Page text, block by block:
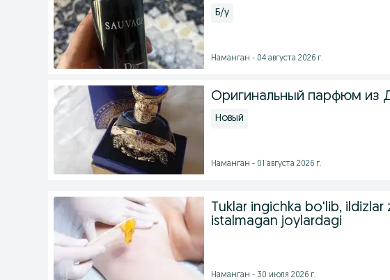
Б/у
Наманган - 04 августа 2026 г.
Оригинальный парфюм из
Новый
Наманган - 01 августа 2026 г.
Tuklar ingichka bo'lib, ildizlar
istalmagan joylardagi
Наманган - 30 июля 2026 г.